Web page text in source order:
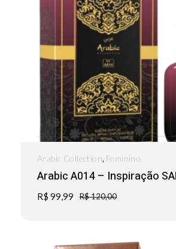
Arabic A014 – Inspiração
R$ 99,99 R$120,00
Arabic Collection, Feminino